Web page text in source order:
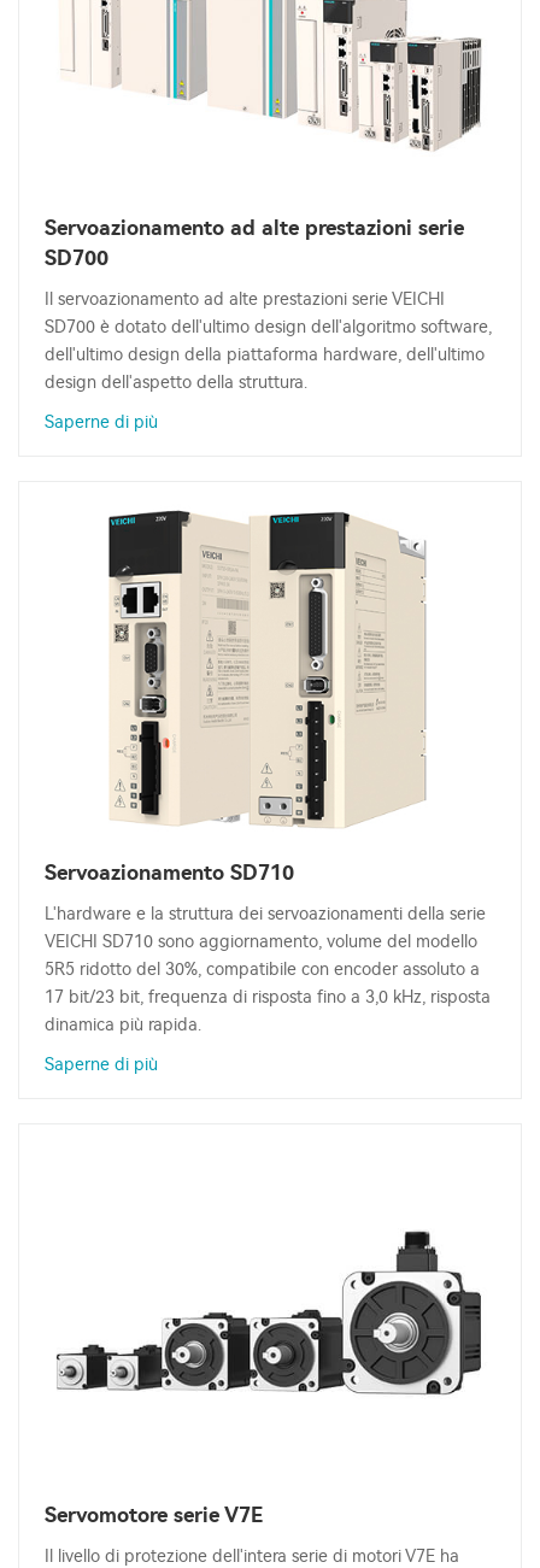
Servoazionamento ad alte prestazioni serie
SD700
Il servoazionamento ad alte prestazioni serie VEICHI
SD700 è dotato dell'ultimo design dell'algoritmo software,
dell'ultimo design della piattaforma hardware, dell'ultimo
design dell'aspetto della struttura.
Saperne di più
Servoazionamento SD710
L'hardware e la struttura dei servoazionamenti della serie
VEICHI SD710 sono aggiornamento, volume del modello
5R5 ridotto del 30%, compatibile con encoder assoluto a
17 bit/23 bit, frequenza di risposta fino a 3,0 kHz, risposta
dinamica più rapida.
Saperne di più
Servomotore serie V7E
Il livello di protezione dell'intera serie di motori V7E ha